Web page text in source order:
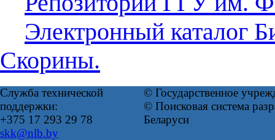
Электронный каталог
Скорины.
Служба технической
поддержки:
+375 17 293 29 78
skk@nlb.by
© Государственное
© Поисковая система
Беларуси